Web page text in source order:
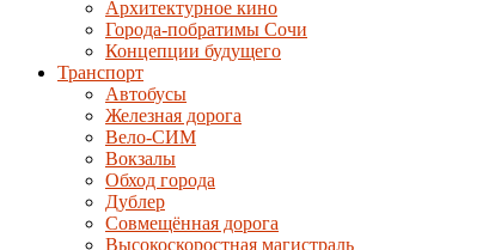
Архитектурное кино
Города-побратимы Сочи
Концепции будущего
Транспорт
Автобусы
Железная дорога
Вело-СИМ
Вокзалы
Обход города
Дублер
Совмещённая дорога
Высокоскоростная магистраль